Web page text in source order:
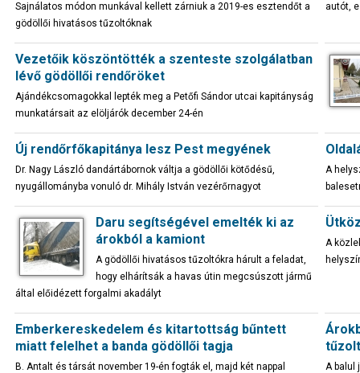
Sajnálatos módon munkával kellett zárniuk a 2019-es esztendőt a
gödöllői hivatásos tűzoltóknak
autót,
Vezetőik köszöntötték a szenteste szolgálatban
lévő gödöllői rendőröket
Ajándékcsomagokkal lepték meg a Petőfi Sándor utcai kapitányság
munkatársait az elöljárók december 24-én
Új rendőrfőkapitánya lesz Pest megyének
Dr. Nagy László dandártábornok váltja a gödöllői kötődésű,
nyugállományba vonuló dr. Mihály István vezérőrnagyot
A
Daru segítségével emelték ki az
árokból a kamiont
A gödöllői hivatásos tűzoltókra hárult a feladat,
hogy elhárítsák a havas útin megcsúszott jármű
által előidézett forgalmi akadályt
A
Emberkereskedelem és kitartottság bűntett
miatt felelhet a banda gödöllői tagja
B. Antalt és társát november 19-én fogták el, majd két nappal
A balul